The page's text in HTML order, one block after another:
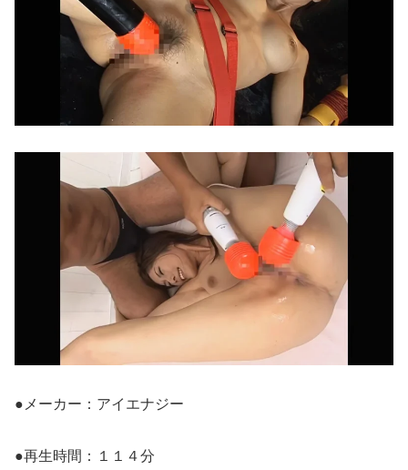
●メーカー：アイエナジー
●再生時間：１１４分